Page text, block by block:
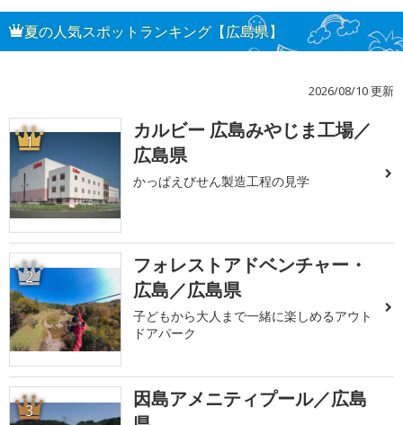
夏の人気スポットランキング【広島県】
2026/08/10 更新
1
カルビー 広島みやじま工場／
広島県
かっぱえびせん製造工程の見学
2
フォレストアドベンチャー・
広島／広島県
子どもから大人まで一緒に楽しめるアウト
ドアパーク
3
因島アメニティプール／広島